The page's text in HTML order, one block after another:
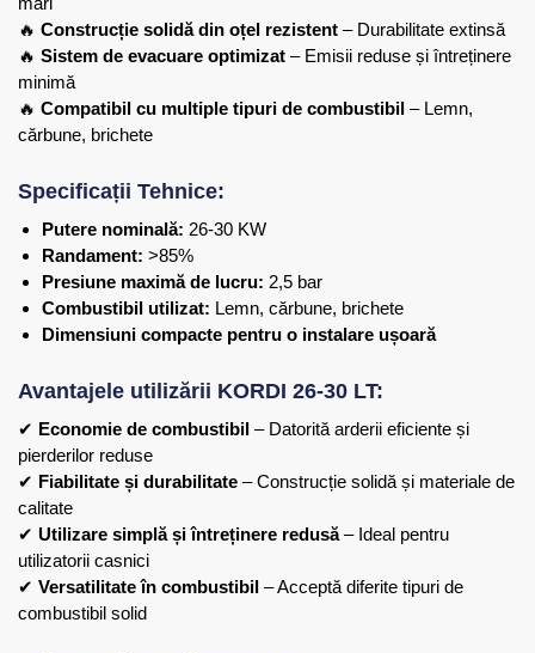
🔥 Construcție solidă din oțel rezistent – Durabilitate extinsă
🔥 Sistem de evacuare optimizat – Emisii reduse și întreținere
minimă
🔥 Compatibil cu multiple tipuri de combustibil – Lemn,
cărbune, brichete
Specificații Tehnice:
Putere nominală: 26-30 KW
Randament: >85%
Presiune maximă de lucru: 2,5 bar
Combustibil utilizat: Lemn, cărbune, brichete
Dimensiuni compacte pentru o instalare ușoară
Avantajele utilizării KORDI 26-30 LT:
✔ Economie de combustibil – Datorită arderii eficiente și
pierderilor reduse
✔ Fiabilitate și durabilitate – Construcție solidă și materiale de
calitate
✔ Utilizare simplă și întreținere redusă– Ideal pentru
utilizatorii casnici
✔ Versatilitate în combustibil – Acceptă diferite tipuri de
combustibil solid